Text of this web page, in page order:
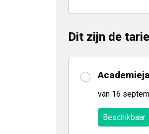
Dit zijn de
van 16
Beschikbaar